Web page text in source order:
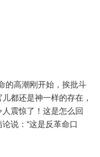
的高潮刚开始，挨批斗
都还是神一样的存在，
震惊了！这是怎么回
说：“这是反革命口